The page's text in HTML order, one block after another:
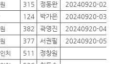
315 정동완 20240920-02
124 박가은 20240920-03
382 곽영진 20240920-04
377 서권필 20240920-05
치 511 정창원